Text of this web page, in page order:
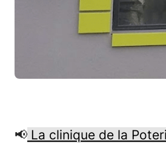
📢 La clinique de la